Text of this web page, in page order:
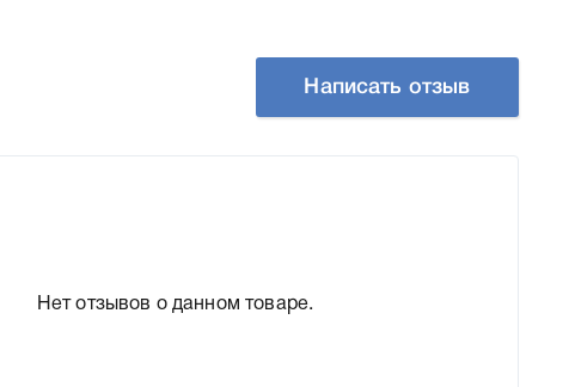
Написать отзыв
Нет отзывов о данном товаре.